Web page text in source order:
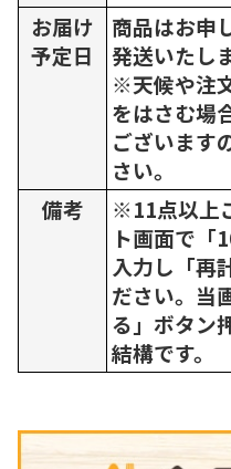
お届け
予定日
商品はお申
発送いたし
※天候や注
をはさむ場
ございます
さい。
備考
※11点以上
ト画面で「
入力し「再
ださい。当
る」ボタン
結構です。